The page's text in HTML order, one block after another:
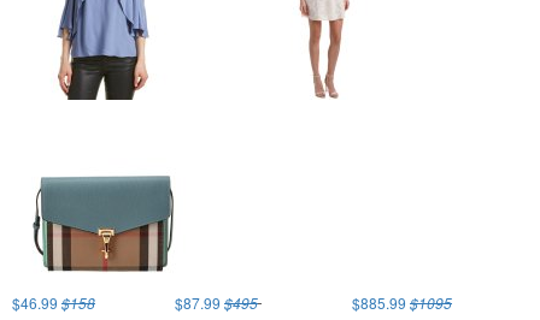
$46.99 $158 $87.99 $495 $885.99 $1095